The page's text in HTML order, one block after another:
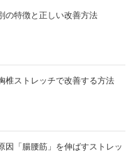
の特徴と正しい改善方法
椎ストレッチで改善する方法
因「腸腰筋」を伸ばすストレッ